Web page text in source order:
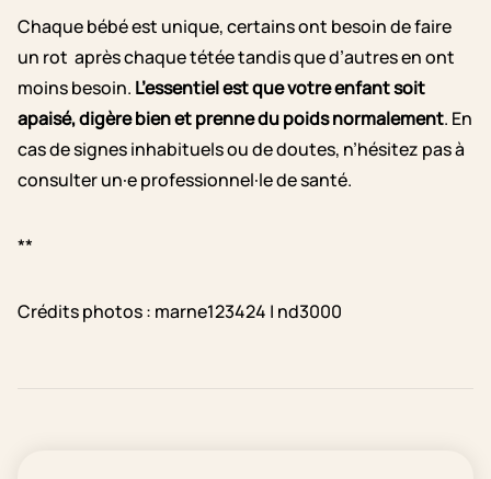
Chaque bébé est unique, certains ont besoin de faire
un rot après chaque tétée tandis que d’autres en ont
moins besoin. L’essentiel est que votre enfant soit
apaisé, digère bien et prenne du poids normalement. En
cas de signes inhabituels ou de doutes, n’hésitez pas à
consulter un·e professionnel·le de santé.
**
Crédits photos : marne123424 | nd3000